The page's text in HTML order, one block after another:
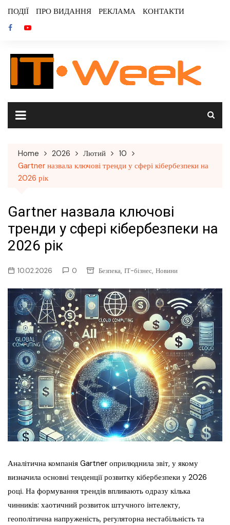
content
ПОДІЇ ПРО ВИДАННЯ РЕКЛАМА КОНТАКТИ
Home 2026 Лютий
10
Gartner назвала ключові тренди у сфері кібербезпеки на
2026 рік
Gartner назвала ключові
тренди у сфері кібербезпеки на
2026 рік
10.02.2026 0 Безпека, ІТ-бізнес, Новини
Аналітична компанія Gartner оприлюднила звіт, у якому
визначила основні тенденції розвитку кібербезпеки у 2026
році. На формування трендів впливають одразу кілька
чинників: хаотичний розвиток штучного інтелекту,
геополітична напруженість, регуляторна нестабільність та